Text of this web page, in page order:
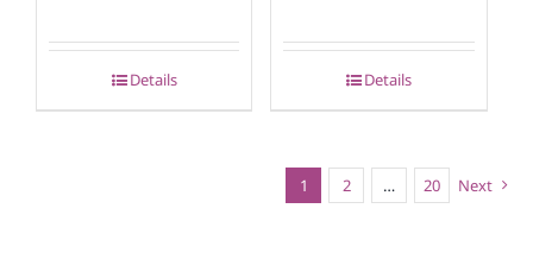
Details Details
1 2 … 20 Next